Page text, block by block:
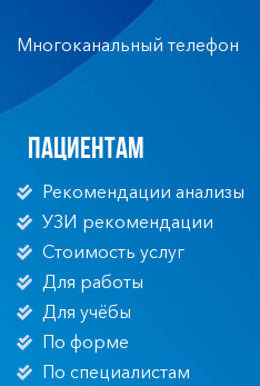
Многоканальный телефон
Пациентам
Рекомендации анализы
УЗИ рекомендации
Стоимость услуг
Для работы
Для учёбы
По форме
По специалистам